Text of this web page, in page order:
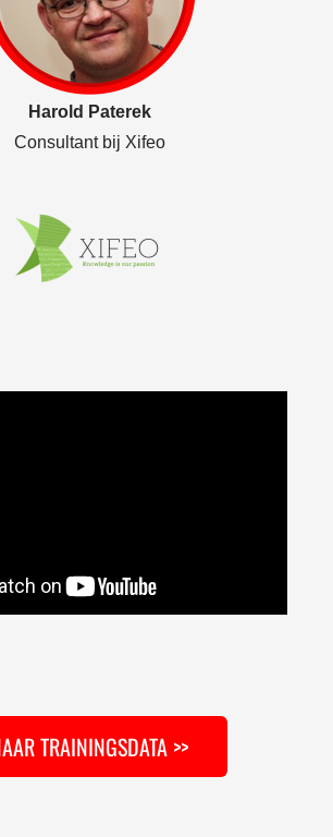
Harold Paterek
Consultant bij Xifeo
TRAININGSDATA >>